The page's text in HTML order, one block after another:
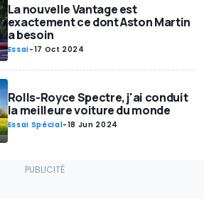
La nouvelle Vantage est
exactement ce dont Aston Martin
a besoin
Essai-17 Oct 2024
Rolls-Royce Spectre, j'ai conduit
la meilleure voiture du monde
Essai Spécial-18 Jun 2024